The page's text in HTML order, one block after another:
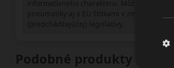
Podobné produkty